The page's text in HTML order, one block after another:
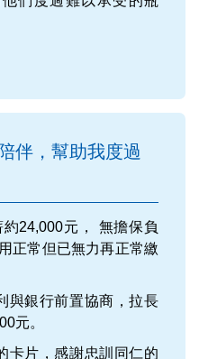
伴，幫助我度過
24,000元， 無擔保負
正常但已無力再正常繳
與銀行前置協商，拉長
元。
卡片，感謝忠訓同仁的